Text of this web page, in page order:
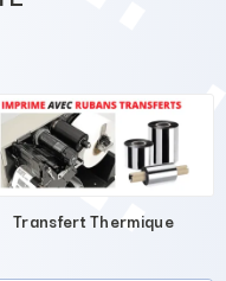
Transfert Thermique